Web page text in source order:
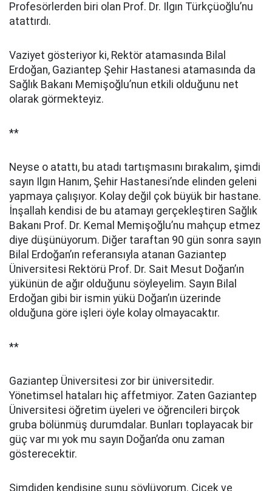
Profesörlerden biri olan Prof. Dr. Ilgın Türkçüoğlu’nu
atattırdı.
Vaziyet gösteriyor ki, Rektör atamasında Bilal
Erdoğan, Gaziantep Şehir Hastanesi atamasında da
Sağlık Bakanı Memişoğlu’nun etkili olduğunu net
olarak görmekteyiz.
**
Neyse o atattı, bu atadı tartışmasını bırakalım, şimdi
sayın Ilgın Hanım, Şehir Hastanesi’nde elinden geleni
yapmaya çalışıyor. Kolay değil çok büyük bir hastane.
İnşallah kendisi de bu atamayı gerçekleştiren Sağlık
Bakanı Prof. Dr. Kemal Memişoğlu’nu mahçup etmez
diye düşünüyorum. Diğer taraftan 90 gün sonra sayın
Bilal Erdoğan’ın referansıyla atanan Gaziantep
Üniversitesi Rektörü Prof. Dr. Sait Mesut Doğan’ın
yükünün de ağır olduğunu söyleyelim. Sayın Bilal
Erdoğan gibi bir ismin yükü Doğan’ın üzerinde
olduğuna göre işleri öyle kolay olmayacaktır.
**
Gaziantep Üniversitesi zor bir üniversitedir.
Yönetimsel hataları hiç affetmiyor. Zaten Gaziantep
Üniversitesi öğretim üyeleri ve öğrencileri birçok
gruba bölünmüş durumdalar. Bunları toplayacak bir
güç var mı yok mu sayın Doğan’da onu zaman
gösterecektir.
Şimdiden kendisine şunu söylüyorum. Çiçek ve